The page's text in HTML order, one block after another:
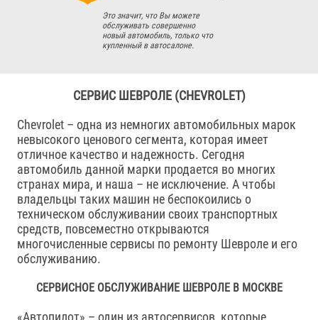
Это значит, что Вы можете
обслуживать совершенно
новый автомобиль, только что
купленный в автосалоне.
СЕРВИС ШЕВРОЛЕ (CHEVROLET)
Chevrolet – одна из немногих автомобильных марок
невысокого ценового сегмента, которая имеет
отличное качество и надежность. Сегодня
автомобиль данной марки продается во многих
странах мира, и наша – не исключение. А чтобы
владельцы таких машин не беспокоились о
техническом обслуживании своих транспортных
средств, повсеместно открываются
многочисленные сервисы по ремонту Шевроле и его
обслуживанию.
СЕРВИСНОЕ ОБСЛУЖИВАНИЕ ШЕВРОЛЕ В МОСКВЕ
«Автопилот» – один из автосервисов, которые